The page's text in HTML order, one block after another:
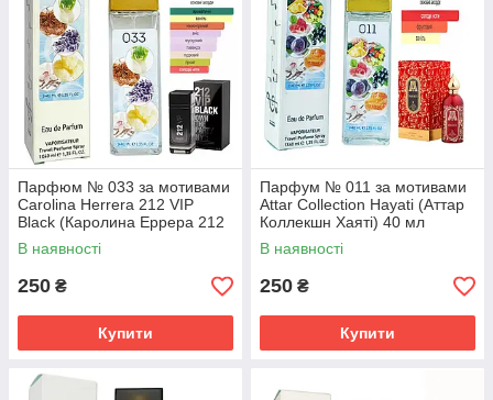
Парфюм № 033 за мотивами
Carolina Herrera 212 VIP
Black (Каролина Еррера 212
ВІП Блек) 40 мл
В наявності
250 ₴
Купити
Парфум № 011 за мотивами
Attar Collection Hayati (Аттар
Коллекшн Хаятi) 40 мл
В наявності
250 ₴
Купити